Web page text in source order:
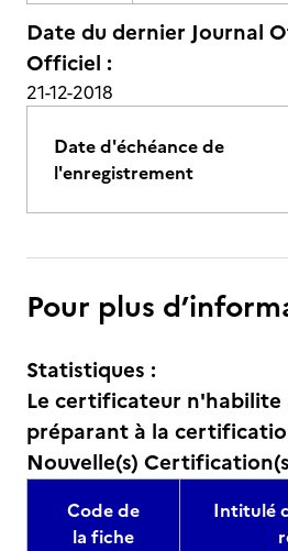
Date du dernier Journal
Officiel :
21-12-2018
Date d'échéance de
l'enregistrement
Pour plus
Statistiques :
Le certificateur n'habilite
préparant à la
Nouvelle(s)
Code de
la fiche
Intitulé